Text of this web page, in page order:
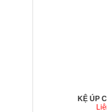
KỆ ÚP